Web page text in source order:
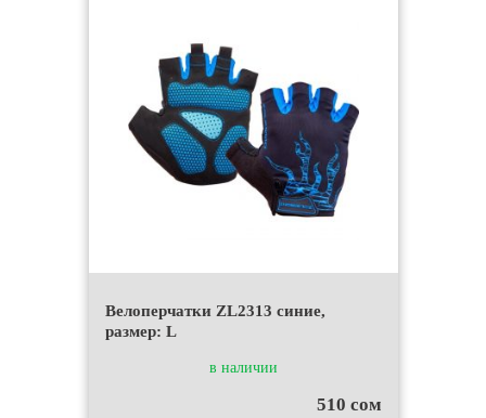
Велоперчатки ZL2313 синие,
размер: L
в наличии
510 сом